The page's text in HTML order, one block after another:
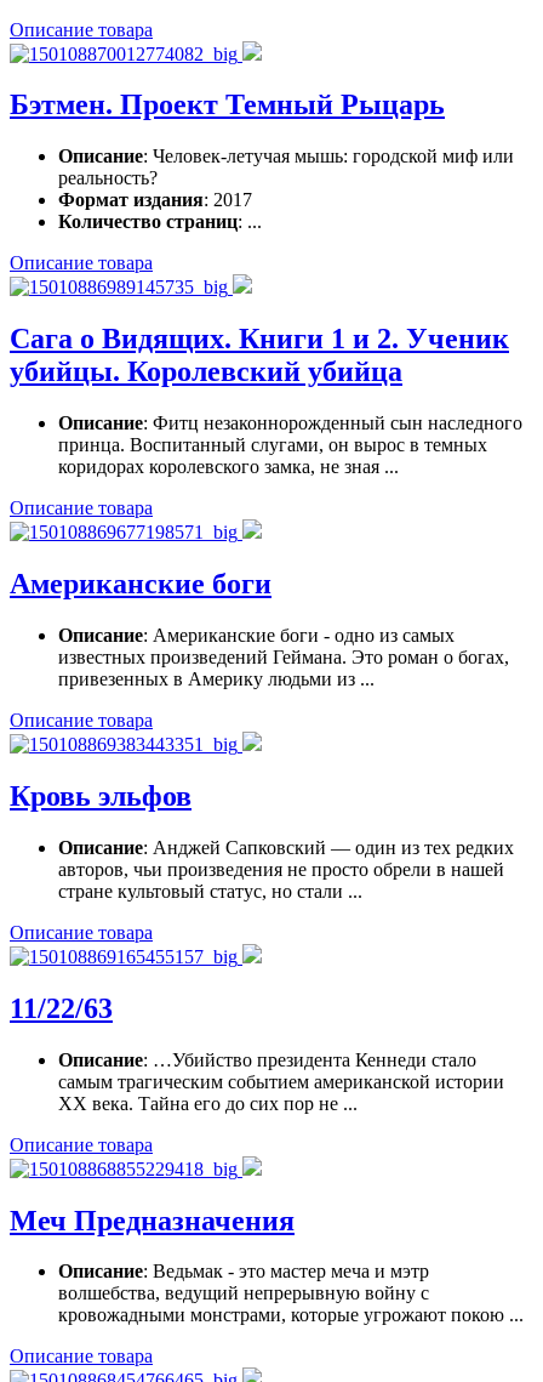
Описание товара
Бэтмен. Проект Темный Рыцарь
Описание: Человек-летучая мышь: городской миф или
реальность?
Формат издания: 2017
Количество страниц: ...
Описание товара
Сага о Видящих. Книги 1 и 2. Ученик
убийцы. Королевский убийца
Описание: Фитц незаконнорожденный сын наследного
принца. Воспитанный слугами, он вырос в темных
коридорах королевского замка, не зная ...
Описание товара
Американские боги
Описание: Американские боги - одно из самых
известных произведений Геймана. Это роман о богах,
привезенных в Америку людьми из ...
Описание товара
Кровь эльфов
Описание: Анджей Сапковский — один из тех редких
авторов, чьи произведения не просто обрели в нашей
стране культовый статус, но стали ...
Описание товара
11/22/63
Описание: …Убийство президента Кеннеди стало
самым трагическим событием американской истории
ХХ века. Тайна его до сих пор не ...
Описание товара
Меч Предназначения
Описание: Ведьмак - это мастер меча и мэтр
волшебства, ведущий непрерывную войну с
кровожадными монстрами, которые угрожают покою ...
Описание товара